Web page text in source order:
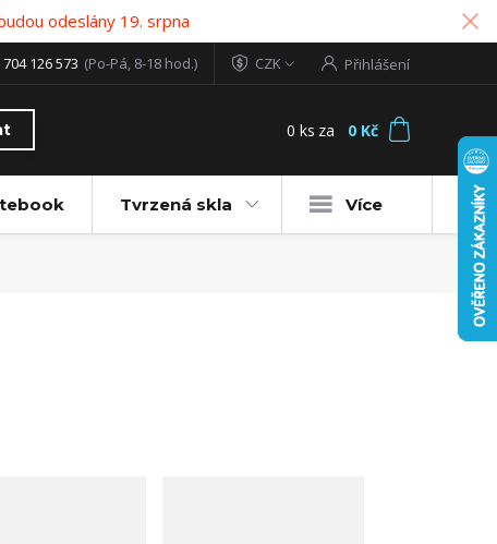
odeslány 19. srpna
CZK Přihlášení
126 573 (Po-Pá, 8-18 hod.)
0 ks za 0 Kč
Tvrzená skla Více